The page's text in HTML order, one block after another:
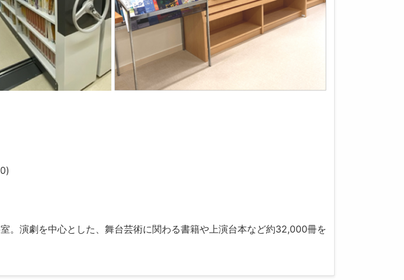
。演劇を中心とした、舞台芸術に関わる書籍や上演台本など約32,000冊を